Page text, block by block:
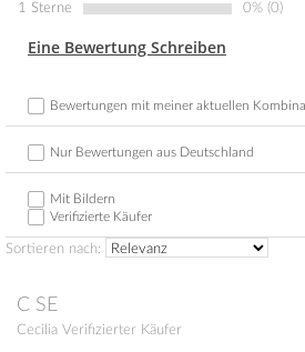
Eine Bewertung Schreiben
1 Sterne
0% (0)
Bewertungen mit meiner aktuellen
Nur Bewertungen aus Deutschland
Mit Bildern
Verifizierte Käufer
Sortieren nach:
C SE
Cecilia Verifizierter Käufer